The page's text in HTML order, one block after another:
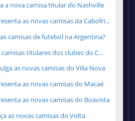
a nova camisa titular do Nashville
as novas camisas da Cabofri...
camisas de futebol na Argentina?
titulares dos clubes do C...
as novas camisas do Villa Nova
as novas camisas do Macaé
as novas camisas do Boavista
as novas camisas do Volta